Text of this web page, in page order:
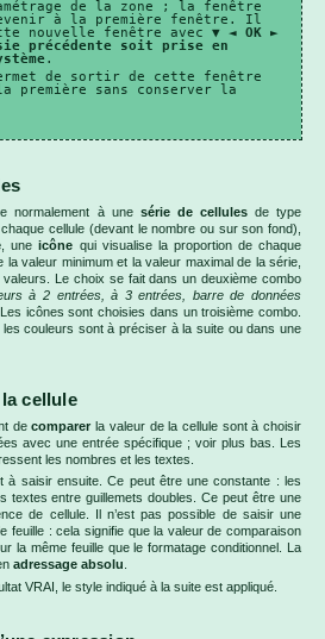
de la zone ; la fenêtre
à la première fenêtre. Il
nouvelle fenêtre avec ▼ ◄OK ►
précédente soit prise en
.
de sortir de cette fenêtre
première sans conserver la
normalement à une série de cellulesde type
chaque cellule (devant le nombre ou sur son fond),
, uneicône qui visualise la proportion de chaque
la valeur minimum et la valeur maximal de la série,
Le choix se fait dans un deuxième combo
à 2 entrées, à 3 entrées, barre de données
. Les icônes sont choisies dans un troisième combo.
couleurs sont à préciser à la suite ou dans une
cellule
decomparer la valeur de la cellule sont à choisir
avec une entrée spécifique ; voir plus bas. Les
les nombres et les textes.
à saisir ensuite. Ce peut être une constante : les
textes entre guillemets doubles. Ce peut être une
de cellule. Il n’est pas possible de saisir une
feuille : cela signifie que la valeur de comparaison
la même feuille que le formatage conditionnel. La
adressage absolu.
VRAI, le style indiqué à la suite est appliqué.